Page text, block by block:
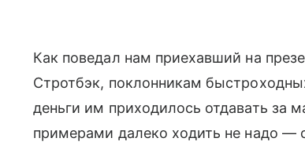
Как поведал нам приехавший на
Стротбэк, поклонникам
деньги им приходилось отдавать за
примерами далеко ходить не надо —